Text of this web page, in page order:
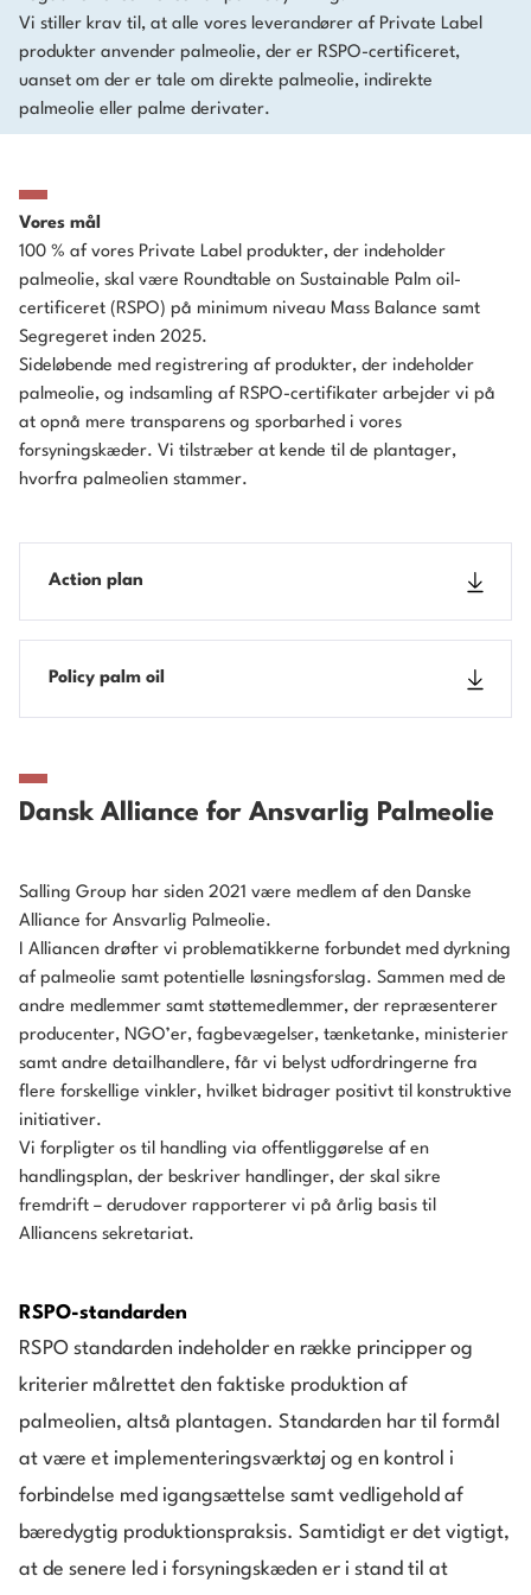
Vi stiller krav til, at alle vores leverandører af Private Label
produkter anvender palmeolie, der er RSPO-certificeret,
uanset om der er tale om direkte palmeolie, indirekte
palmeolie eller palme derivater.
Dansk Alliance for Ansvarlig Palmeolie
Salling Group har siden 2021 være medlem af den Danske
Alliance for Ansvarlig Palmeolie.
I Alliancen drøfter vi problematikkerne forbundet med dyrkning
af palmeolie samt potentielle løsningsforslag. Sammen med de
andre medlemmer samt støttemedlemmer, der repræsenterer
producenter, NGO’er, fagbevægelser, tænketanke, ministerier
samt andre detailhandlere, får vi belyst udfordringerne fra
flere forskellige vinkler, hvilket bidrager positivt til konstruktive
initiativer.
Vi forpligter os til handling via offentliggørelse af en
handlingsplan, der beskriver handlinger, der skal sikre
fremdrift – derudover rapporterer vi på årlig basis til
Alliancens sekretariat.
Vores mål
100 % af vores Private Label produkter, der indeholder
palmeolie, skal være Roundtable on Sustainable Palm oil-
certificeret (RSPO) på minimum niveau Mass Balance samt
Segregeret inden 2025.
Sideløbende med registrering af produkter, der indeholder
palmeolie, og indsamling af RSPO-certifikater arbejder vi på
at opnå mere transparens og sporbarhed i vores
forsyningskæder. Vi tilstræber at kende til de plantager,
hvorfra palmeolien stammer.
Action plan
Policy palm oil
RSPO-standarden
RSPO standarden indeholder en række principper og
kriterier målrettet den faktiske produktion af
palmeolien, altså plantagen. Standarden har til formål
at være et implementeringsværktøj og en kontrol i
forbindelse med igangsættelse samt vedligehold af
bæredygtig produktionspraksis. Samtidigt er det vigtigt,
at de senere led i forsyningskæden er i stand til at